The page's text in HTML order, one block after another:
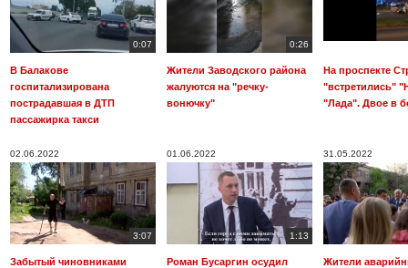
0:07
В Балакове
госпитализирована
пострадавшая в ДТП
пассажирка такси
0:26
Жители Заводского района
жалуются на "речку-
вонючку"
На проспекте
"встретились"
"Лада". Двое в
02.06.2022
3:07
Забытый чиновниками
01.06.2022
1:13
Роман Бусаргин осудил
31.05.2022
Жители